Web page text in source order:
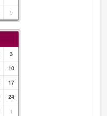
5
3
10
17
24
1